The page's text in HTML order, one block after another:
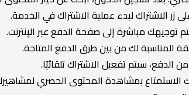
زر الاشتراك لبدء عملية الاشتراك في الخدمة.
توجيهك مباشرة إلى صفحة الدفع عبر الإنترنت.
المناسبة لك من بين طرق الدفع المتاحة.
الدفع، سيتم تفعيل الاشتراك تلقائيًا.
الاستمتاع بمشاهدة المحتوى الحصري